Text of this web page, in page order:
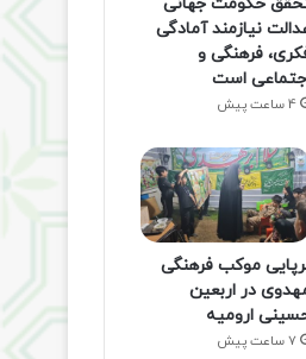
نیازمند آمادگی
فرهنگی و
است
4 ساعت پیش
موکب فرهنگی
در اربعین
ارومیه
7 ساعت پیش